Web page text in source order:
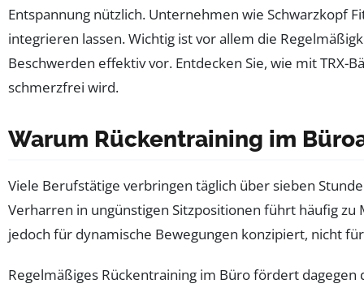
Entspannung nützlich. Unternehmen wie Schwarzkopf
integrieren lassen. Wichtig ist vor allem die
Beschwerden effektiv vor. Entdecken Sie, wie mit TRX-
schmerzfrei wird.
Warum Rückentraining im
Viele Berufstätige verbringen täglich über sieben
Verharren in ungünstigen Sitzpositionen führt häufig
jedoch für dynamische Bewegungen konzipiert, nicht
Regelmäßiges Rückentraining im Büro fördert